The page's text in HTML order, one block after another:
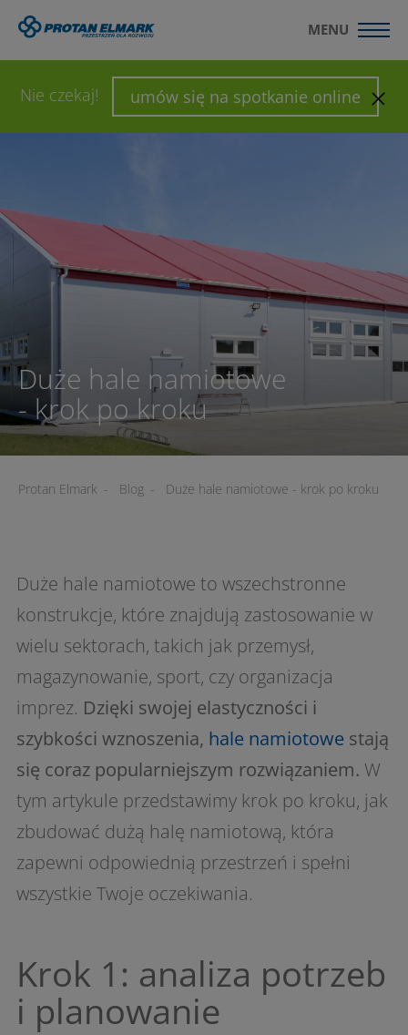
Nie czekaj! umów się na spotkanie online
MENU
Duże hale namiotowe
- krok po kroku
Protan Elmark - Blog - Duże hale namiotowe - krok po kroku
Duże hale namiotowe to wszechstronne
konstrukcje, które znajdują zastosowanie w
wielu sektorach, takich jak przemysł,
magazynowanie, sport, czy organizacja
imprez. Dzięki swojej elastyczności i
szybkości wznoszenia, hale namiotowe stają
się coraz popularniejszym rozwiązaniem. W
tym artykule przedstawimy krok po kroku, jak
zbudować dużą halę namiotową, która
zapewni odpowiednią przestrzeń i spełni
wszystkie Twoje oczekiwania.
Krok 1: analiza potrzeb
i planowanie